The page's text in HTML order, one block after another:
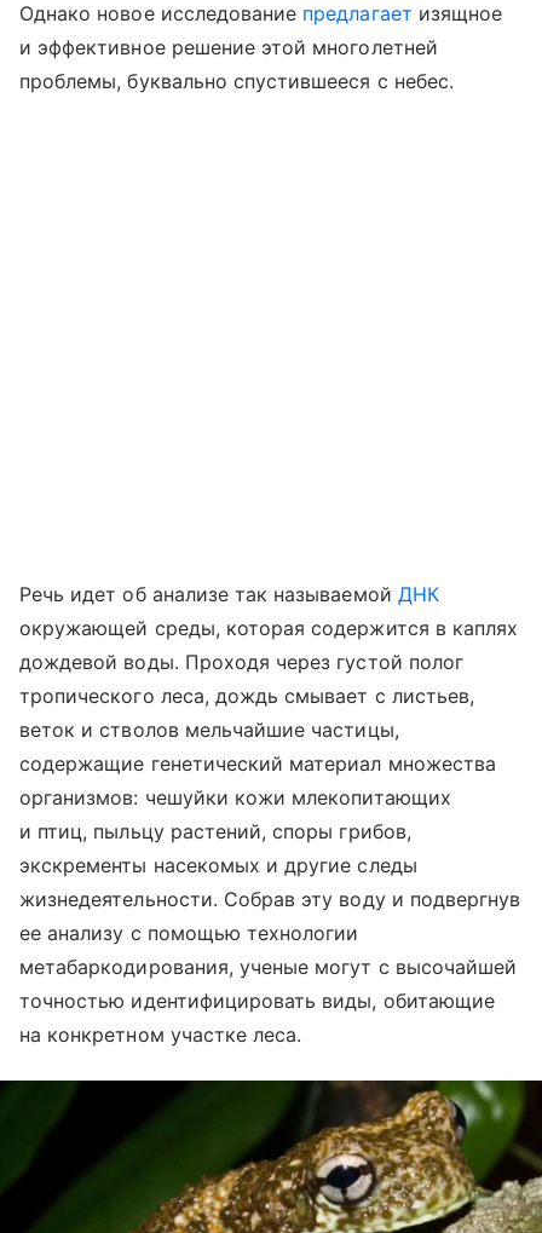
Однако новое исследование предлагает изящное
и эффективное решение этой многолетней
проблемы, буквально спустившееся с небес.
Речь идет об анализе так называемой ДНК
окружающей среды, которая содержится в каплях
дождевой воды. Проходя через густой полог
тропического леса, дождь смывает с листьев,
веток и стволов мельчайшие частицы,
содержащие генетический материал множества
организмов: чешуйки кожи млекопитающих
и птиц, пыльцу растений, споры грибов,
экскременты насекомых и другие следы
жизнедеятельности. Собрав эту воду и подвергнув
ее анализу с помощью технологии
метабаркодирования, ученые могут с высочайшей
точностью идентифицировать виды, обитающие
на конкретном участке леса.